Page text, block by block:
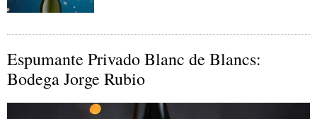
Espumante Privado Blanc de Blancs:
Bodega Jorge Rubio